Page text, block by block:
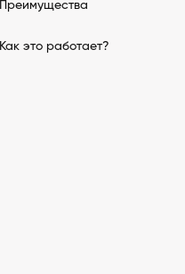
Преимущества
Как это работает?